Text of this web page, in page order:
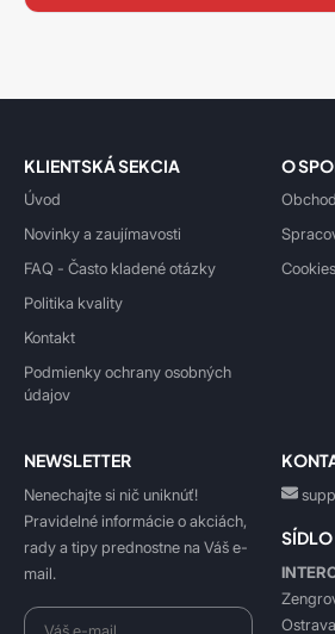
KLIENTSKÁ SEKCIA
Úvod
Novinky a zaujímavosti
FAQ - Často kladené otázky
Politika kvality
Kontakt
Podmienky ochrany osobných
údajov
O
Cookies
NEWSLETTER
Nenechajte si nič uniknúť!
Pravidelné informácie o akciách,
rady a tipy prednostne na Váš e-
mail.